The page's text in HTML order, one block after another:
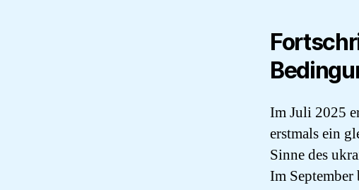
Im Juli 2025
erstmals ein
Sinne des
Im